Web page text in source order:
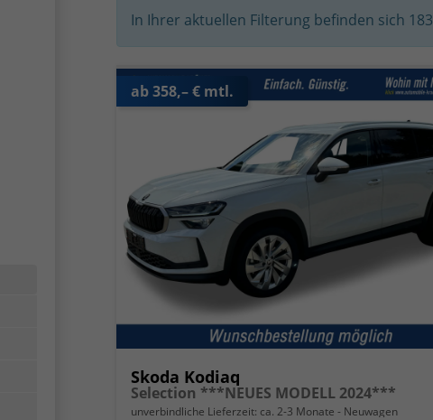
In Ihrer aktuellen Filterung befinden sich 183
ab 358,– € mtl.
Skoda Kodiaq
Selection ***NEUES MODELL 2024***
unverbindliche Lieferzeit: ca. 2-3 Monate Neuwagen